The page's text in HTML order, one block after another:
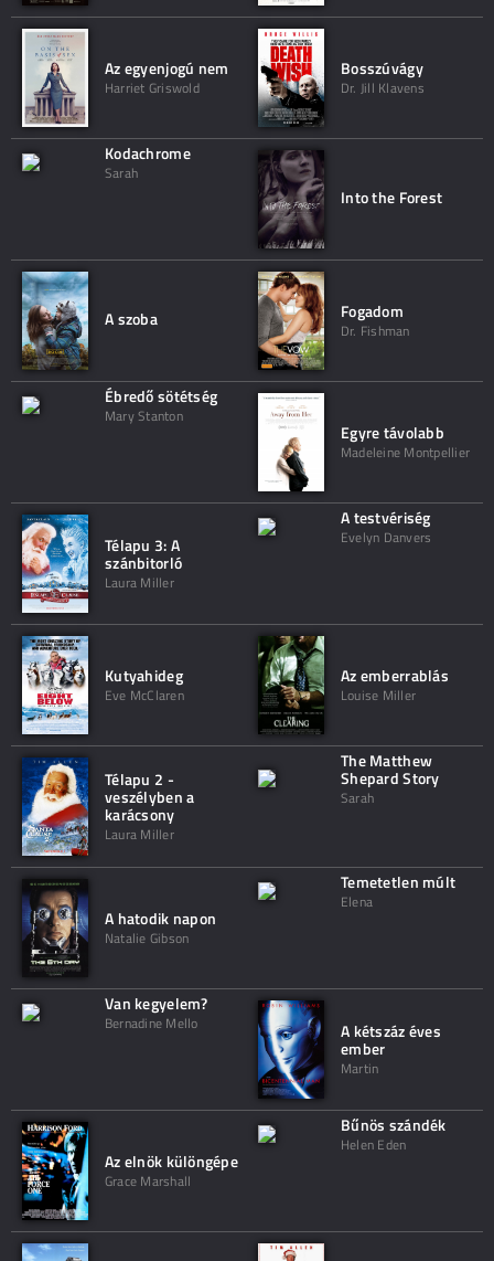
Az egyenjogú nem
Harriet Griswold
Bosszúvágy
Dr. Jill Klavens
Kodachrome
Sarah
Into the Forest
A szoba Fogadom
Dr. Fishman
Ébredő sötétség
Mary Stanton
Egyre távolabb
Madeleine Montpellier
Télapu 3: A
szánbitorló
Laura Miller
A testvériség
Evelyn Danvers
Kutyahideg
Eve McClaren
Az emberrablás
Louise Miller
Télapu 2 -
veszélyben a
karácsony
Laura Miller
The Matthew
Shepard Story
Sarah
A hatodik napon
Natalie Gibson
Temetetlen múlt
Elena
Van kegyelem?
Bernadine Mello A kétszáz éves
ember
Martin
Az elnök különgépe
Grace Marshall
Bűnös szándék
Helen Eden